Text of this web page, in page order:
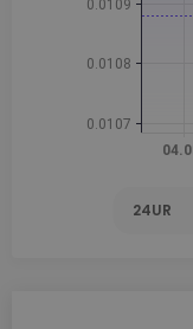
24UR